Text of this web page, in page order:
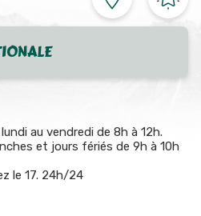
au vendredi de 8h à 12h.
et jours fériés de 9h à 10h
le 17. 24h/24